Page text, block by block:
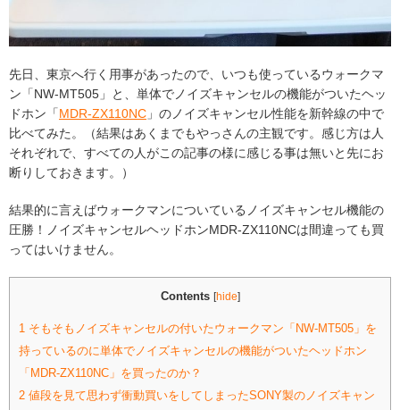
先日、東京へ行く用事があったので、いつも使っているウォークマ
ン「NW-MT505」と、単体でノイズキャンセルの機能がついたヘッ
ドホン「MDR-ZX110NC 」のノイズキャンセル性能を新幹線の中で
比べてみた。（結果はあくまでもやっさんの主観です。感じ方は人
それぞれで、すべての人がこの記事の様に感じる事は無いと先にお
断りしておきます。）
結果的に言えばウォークマンについているノイズキャンセル機能の
圧勝！ノイズキャンセルヘッドホンMDR-ZX110NCは間違っても買
ってはいけません。
Contents [hide]
1 そもそもノイズキャンセルの付いたウォークマン「NW-MT505」を
持っているのに単体でノイズキャンセルの機能がついたヘッドホン
「MDR-ZX110NC」を買ったのか？
2 値段を見て思わず衝動買いをしてしまったSONY製のノイズキャン